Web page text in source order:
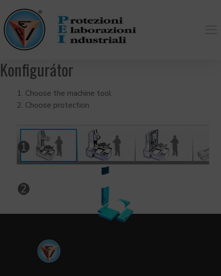
Konfigurátor
Choose the machine tool
Choose protection